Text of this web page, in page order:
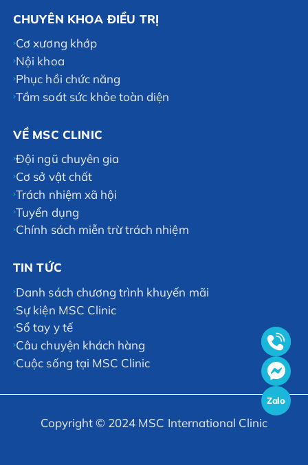
CHUYÊN KHOA ĐIỀU TRỊ
Cơ xương khớp
Nội khoa
Phục hồi chức năng
Tầm soát sức khỏe toàn diện
VỀ MSC CLINIC
Đội ngũ chuyên gia
Cơ sở vật chất
Trách nhiệm xã hội
Tuyển dụng
Chính sách miễn trừ trách nhiệm
TIN TỨC
Danh sách chương trình khuyến mãi
Sự kiện MSC Clinic
Sổ tay y tế
Câu chuyện khách hàng
Cuộc sống tại MSC Clinic
Copyright © 2024 MSC International Clinic
Zalo